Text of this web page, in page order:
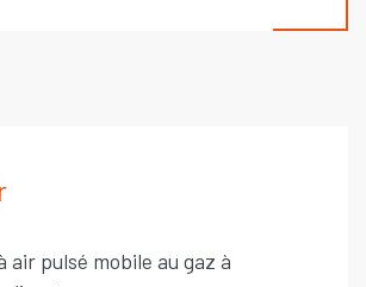
air pulsé mobile au gaz à